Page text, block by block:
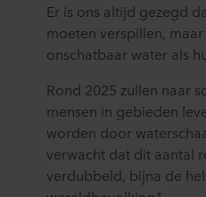
Er is ons altijd gezegd
moeten verspillen,
onschatbaar water als
Rond 2025 zullen naar
mensen in gebieden
worden door
verwacht dat dit aantal
verdubbeld, bijna de